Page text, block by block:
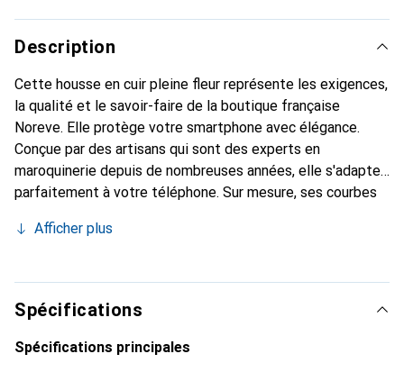
Description
Cette housse en cuir pleine fleur représente les exigences,
la qualité et le savoir-faire de la boutique française
Noreve. Elle protège votre smartphone avec élégance.
Conçue par des artisans qui sont des experts en
maroquinerie depuis de nombreuses années, elle s'adapte
parfaitement à votre téléphone. Sur mesure, ses courbes
devient l'accessoire chic et indispensable pour votre
produits de haute qualité, la marque Noreve est un choix
sûr pour une clientèle exigeante.
Afficher plus
Spécifications
Spécifications principales